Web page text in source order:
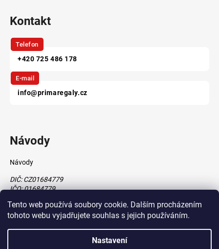
Tento web používá soubory cookie. Dalším procházením
tohoto webu vyjadřujete souhlas s jejich používáním.
Nastavení
Kontakt
Telefon
+420 725 486 178
E-mail
info@primaregaly.cz
Návody
Návody
DIČ: CZ01684779
IČO: 01684779
Vytvořil Shoptet
vytvořilŠtefan Mazáň